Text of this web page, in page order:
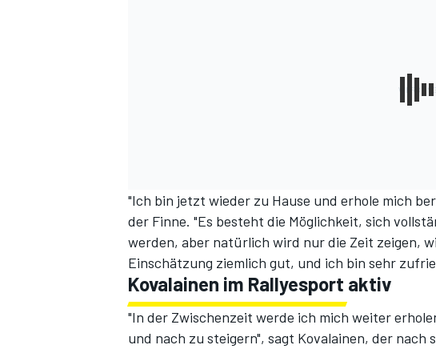
"Ich bin jetzt wieder zu Hause und erhole mich
der Finne. "Es besteht die Möglichkeit, sich
werden, aber natürlich wird nur die Zeit zeigen,
Einschätzung ziemlich gut, und ich bin sehr
Kovalainen im Rallyesport aktiv
"In der Zwischenzeit werde ich mich weiter
und nach zu steigern", sagt Kovalainen, der